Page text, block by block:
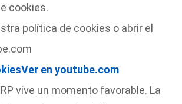
cookies.
política de cookies o abrir el
Ver en youtube.com
vive un momento favorable. La